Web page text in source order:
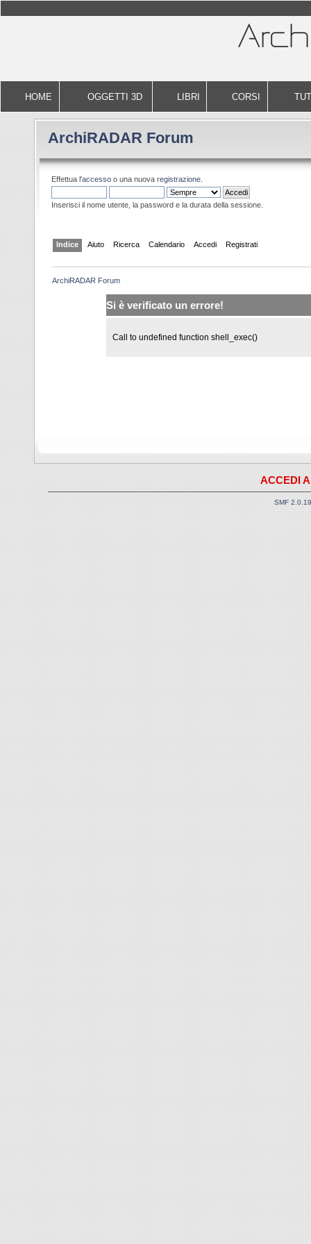
HOME OGGETTI 3D LIBRI CORSI
ArchiRADAR Forum
Effettua l'accesso o una nuova registrazione.
Inserisci il nome utente, la password e la durata della sessione.
Indice Aiuto Ricerca Calendario Accedi Registrati
ArchiRADAR Forum
Si è verificato un errore!
Call to undefined function shell_exec()
ACCEDI
SMF 2.0.19